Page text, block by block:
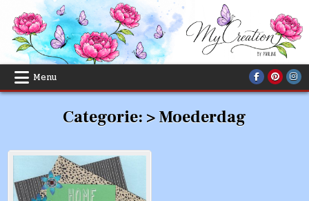
content
Menu
Categorie: > Moederdag